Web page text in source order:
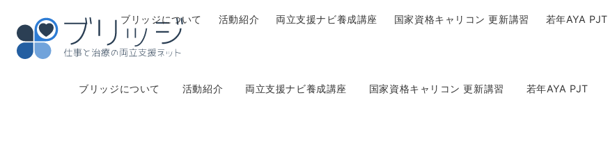
ブリッジについて 活動紹介 両立支援ナビ養成講座 国家資格キャリコン 更新講習 若年AYA PJT
ブリッジについて 活動紹介 両立支援ナビ養成講座 国家資格キャリコン 更新講習 若年AYA PJT